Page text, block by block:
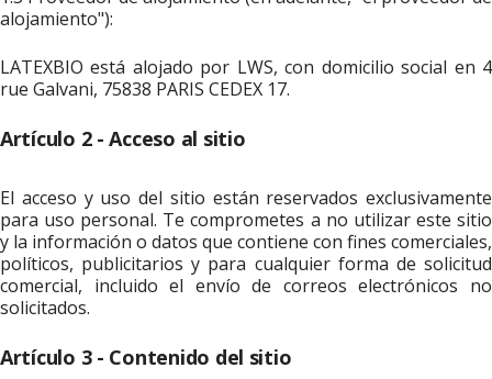
alojamiento"):
LATEXBIO está alojado por LWS, con domicilio social en 4
rue Galvani, 75838 PARIS CEDEX 17.
Artículo 2 - Acceso al sitio
El acceso y uso del sitio están reservados exclusivamente
para uso personal. Te comprometes a no utilizar este sitio
y la información o datos que contiene con fines comerciales,
políticos, publicitarios y para cualquier forma de solicitud
comercial, incluido el envío de correos electrónicos no
solicitados.
Artículo 3 - Contenido del sitio